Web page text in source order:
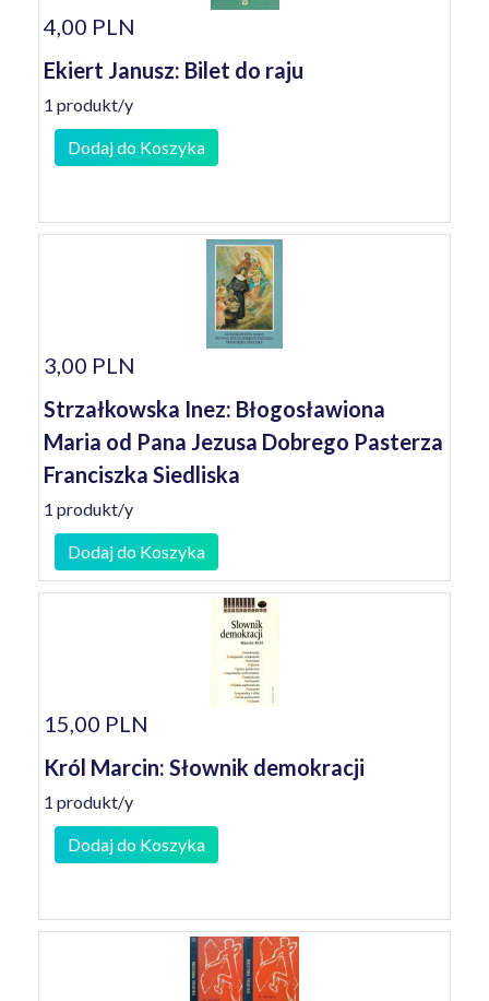
4,00 PLN
Ekiert Janusz: Bilet do raju
1 produkt/y
Dodaj do Koszyka
3,00 PLN
Strzałkowska Inez: Błogosławiona
Maria od Pana Jezusa Dobrego Pasterza
Franciszka Siedliska
1 produkt/y
Dodaj do Koszyka
15,00 PLN
Król Marcin: Słownik demokracji
1 produkt/y
Dodaj do Koszyka